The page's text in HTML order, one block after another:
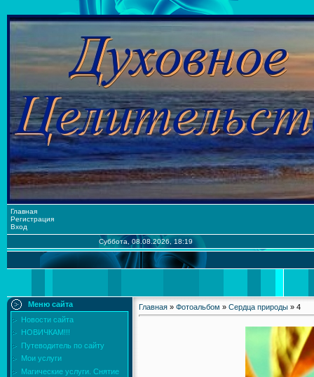
Главная
Регистрация
Вход
Суббота, 08.08.2026, 18:19
Меню сайта
Новости сайта
НОВИЧКАМ!!!
Путеводитель по сайту
Мои услуги
Магические услуги. Снятие
Главная » Фотоальбом » Сердца природы » 4